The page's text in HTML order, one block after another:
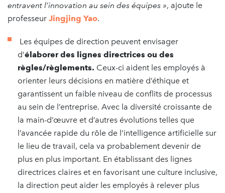
entravent l’innovation au sein des équipes », ajoute le
professeur Jingjing Yao.
Les équipes de direction peuvent envisager
d’élaborer des lignes directrices ou des
règles/règlements. Ceux-ci aident les employés à
orienter leurs décisions en matière d’éthique et
garantissent un faible niveau de conflits de processus
au sein de l’entreprise. Avec la diversité croissante de
la main-d’œuvre et d’autres évolutions telles que
l’avancée rapide du rôle de l’intelligence artificielle sur
le lieu de travail, cela va probablement devenir de
plus en plus important. En établissant des lignes
directrices claires et en favorisant une culture inclusive,
la direction peut aider les employés à relever plus